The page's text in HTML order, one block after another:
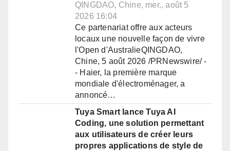
QINGDAO, Chine, mer., août 5
2026 16:04
Ce partenariat offre aux acteurs
locaux une nouvelle façon de vivre
l'Open d'AustralieQINGDAO,
Chine, 5 août 2026 /PRNewswire/ -
- Haier, la première marque
mondiale d'électroménager, a
annoncé…
Tuya Smart lance Tuya AI
Coding, une solution permettant
aux utilisateurs de créer leurs
propres applications de style de